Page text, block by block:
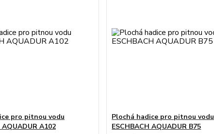
pro pitnou vodu
AQUADUR A102
Plochá hadice pro pitnou vodu
ESCHBACH AQUADUR B75